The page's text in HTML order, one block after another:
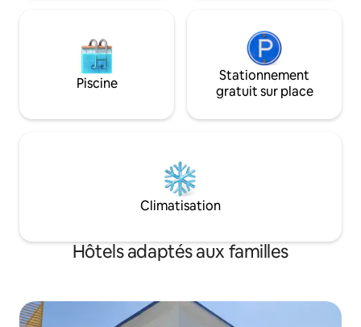
Piscine
Stationnement
gratuit sur place
Climatisation
Hôtels adaptés aux familles